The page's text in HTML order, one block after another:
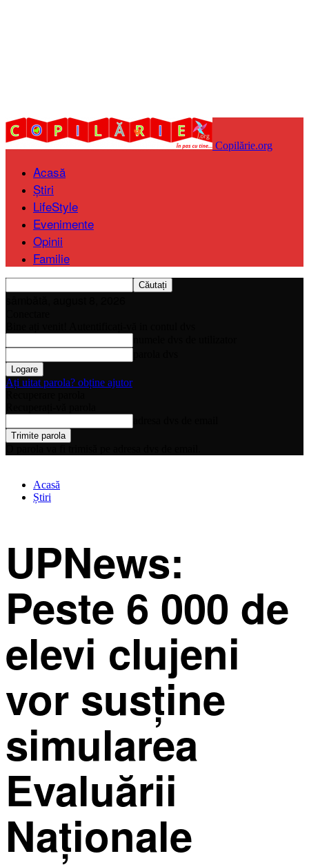
Copilărie.org
Acasă
Știri
LifeStyle
Evenimente
Opinii
Familie
Ați uitat parola? obține ajutor
Acasă
Știri
UPNews:
Peste 6 000 de
elevi clujeni
vor susține
simularea
Evaluării
Naționale